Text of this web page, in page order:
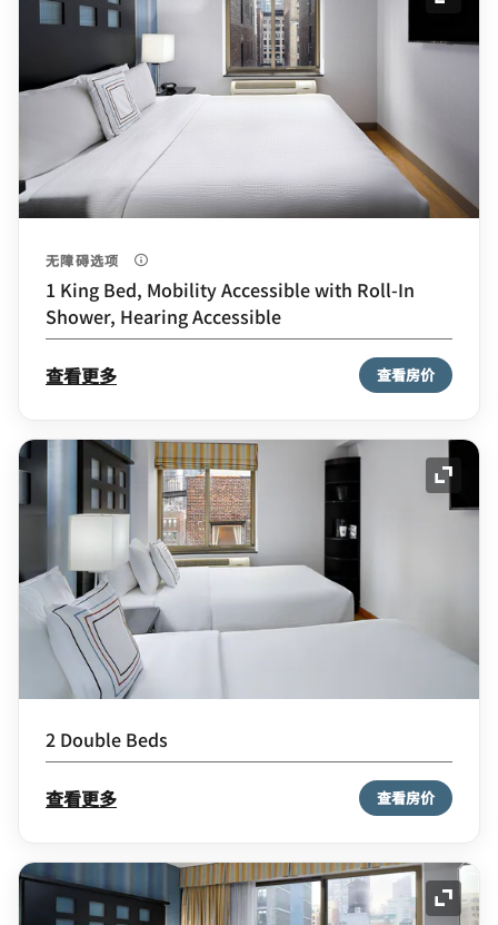
展开
无障碍选项
1 King Bed, Mobility Accessible with Roll-In
Shower, Hearing Accessible
查看更多 查看房价
展开
2 Double Beds
查看更多 查看房价
展开